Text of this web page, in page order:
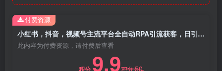
小红书，抖音，视频号主流平台全自动RPA引流获客，日引目标客户500+
此内容为付费资源，请付费后查看
9.9积分50
付费资源